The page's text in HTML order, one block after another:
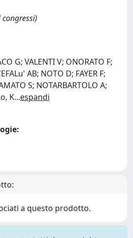
G; VALENTI V; ONORATO F;
AB; NOTO D; FAYER F;
S; NOTARBARTOLO A;
K...espandi
a questo prodotto.